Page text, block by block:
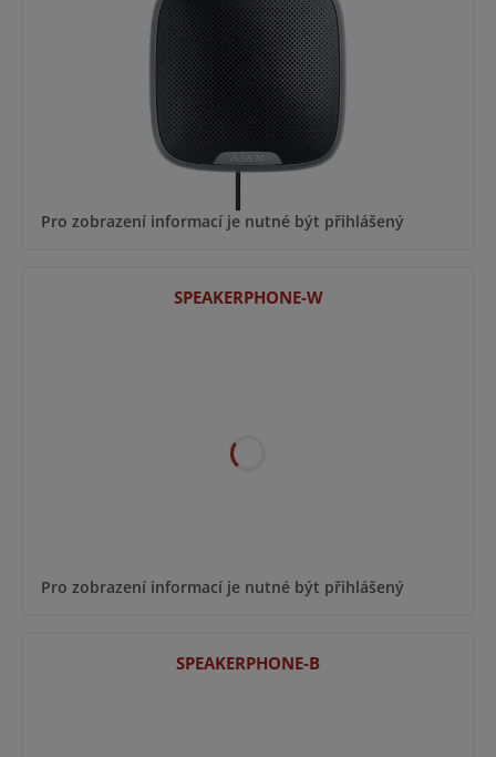
Pro zobrazení informací je nutné být přihlášený
SPEAKERPHONE-W
Pro zobrazení informací je nutné být přihlášený
SPEAKERPHONE-B